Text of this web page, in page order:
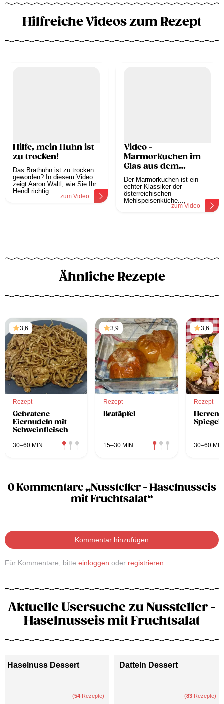
Hilfreiche Videos zum Rezept
Hilfe, mein Huhn ist
zu trocken!
Das Brathuhn ist zu trocken
geworden? In diesem Video
zeigt Aaron Waltl, wie Sie Ihr
Hendl richtig...
zum Video
Video -
Marmorkuchen im
Glas aus dem
Dampfgarer
Der Marmorkuchen ist ein
echter Klassiker der
österreichischen
Mehlspeisenküche....
zum Video
Ähnliche Rezepte
3,6
Rezept
Gebratene
Eiernudeln mit
Schweinfleisch
30–60 MIN
3,9
Rezept
Bratäpfel
15–30 MIN
3,6
Rezept
30–60 MIN
0 Kommentare „Nussteller - Haselnusseis
mit Fruchtsalat“
Kommentar hinzufügen
Für Kommentare, bitte einloggen oder registrieren.
Aktuelle Usersuche zu Nussteller -
Haselnusseis mit Fruchtsalat
Haselnuss Dessert
(54 Rezepte)
Datteln Dessert
(83 Rezepte)